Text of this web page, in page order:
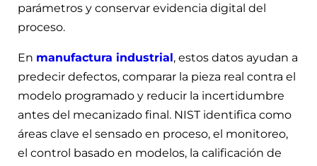
parámetros y conservar evidencia digital del
proceso.
En manufactura industrial, estos datos ayudan a
predecir defectos, comparar la pieza real contra el
modelo programado y reducir la incertidumbre
antes del mecanizado final. NIST identifica como
áreas clave el sensado en proceso, el monitoreo,
el control basado en modelos, la calificación de